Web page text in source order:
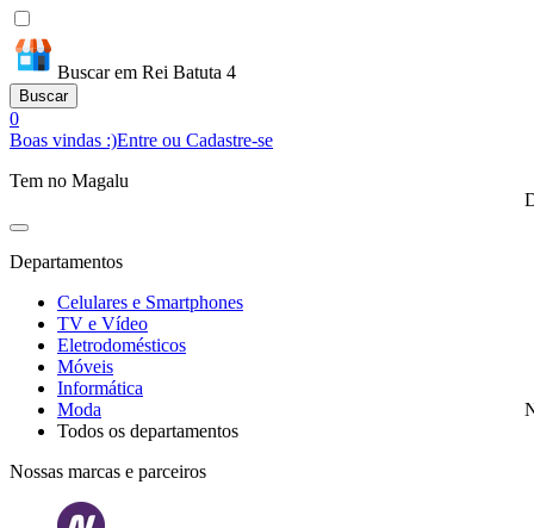
Buscar em Rei Batuta 4
Buscar
0
Boas vindas :)Entre ou Cadastre-se
Tem no Magalu
Departamentos
Celulares e Smartphones
TV e Vídeo
Eletrodomésticos
Móveis
Informática
Moda
Todos os departamentos
Nossas marcas e parceiros